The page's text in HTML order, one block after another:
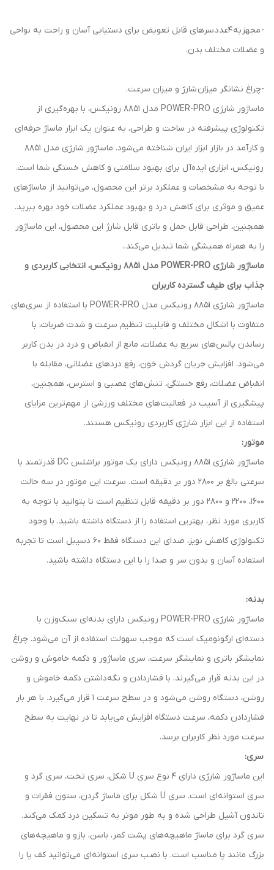
- مجهز به 4عدد سرهای قابل تعویض برای دستیابی آسان و راحت به نواحی
و عضلات مختلف بدن.
-چراغ نشانگر میزان شارژ و میزان سرعت.
ماساژور شارژی POWER-PRO مدل 8851 رونیکس، با بهره‌گیری از
تکنولوژی پیشرفته در ساخت و طراحی، به عنوان یک ابزار ماساژ حرفه‌ای
و کارآمد در بازار ابزار ایران شناخته می‌شود. ماساژور شارژی مدل 8851
رونیکس، ابزاری ایده‌آل برای بهبود سلامتی و کاهش خستگی شما است.
با توجه به مشخصات و عملکرد برتر این محصول، می‌توانید از ماساژهای
عمیق و موثری برای کاهش درد و بهبود عملکرد عضلات خود بهره ببرید.
همچنین، طراحی قابل حمل و باتری قابل شارژ این محصول، این ماساژور
را به همراه همیشگی شما تبدیل می‌کند..
ماساژور شارژی POWER-PRO مدل 8851 رونیکس، انتخابی کاربردی و
جذاب برای طیف گسترده کاربران
ماساژور شارژی 8851 رونیکس مدل POWER-PRO با استفاده از سری‌های
متفاوت با اشکال مختلف و قابلیت تنظیم سرعت و شدت ضربات، با
رساندن پالس‌های سریع به عضلات، مانع از انقباض و درد در بدن کاربر
می‌شود. افزایش جریان گردش خون، رفع دردهای عضلانی، مقابله با
انقباض عضلات، رفع خستگی، تنش‌های عصبی و استرس، همچنین،
پیشگیری از آسیب در فعالیت‌های مختلف ورزشی از مهم‌ترین مزایای
استفاده از این ابزار شارژی کاربردی رونیکس هستند.
موتور:
ماساژور شارژی 8851 رونیکس دارای یک موتور براشلس DC قدرتمند با
سرعتی بالغ بر 2800 دور بر دقیقه است. سرعت این موتور در سه حالت‌
1600، 2200 و 2800 دور بر دقیقه قابل تنظیم است تا بتوانید با توجه به
کاربری مورد نظر، بهترین استفاده را از دستگاه داشته باشید. با وجود
تکنولوژی کاهش نویز، صدای این دستگاه فقط 60 دسیبل است تا تجربه
استفاده آسان و بدون ‌سر و صدا را با این دستگاه داشته باشید.
بدنه:
ماساژور شارژی POWER-PRO رونیکس دارای بدنه‌ای سبک‌وزن با
دسته‌ای ارگونومیک است که موجب سهولت استفاده از آن می‌شود. چراغ
نمایشگر باتری و نمایشگر سرعت، سری ماساژور و دکمه خاموش و روشن
در این بدنه قرار می‌گیرند. با فشاردادن و نگه‌داشتن دکمه خاموش و
روشن، دستگاه روشن می‌شود و در سطح سرعت 1 قرار می‌گیرد. با هر بار
فشاردادن دکمه، سرعت دستگاه افزایش می‌یابد تا در نهایت به سطح
سرعت مورد نظر کاربران برسد.
سری:
این ماساژور شارژی دارای 4 نوع سری U شکل، سری تخت، سری گرد و
سری استوانه‌ای است. سری U شکل برای ماساژ گردن، ستون فقرات و
تاندون آشیل طراحی شده و به طور موثر به تسکین درد کمک می‌کند.
سری گرد برای ماساژ ماهیچه‌های پشت کمر، باسن، بازو و ماهیچه‌های
بزرگ مانند پا مناسب است. با نصب سری استوانه‌ای می‌توانید کف پا را